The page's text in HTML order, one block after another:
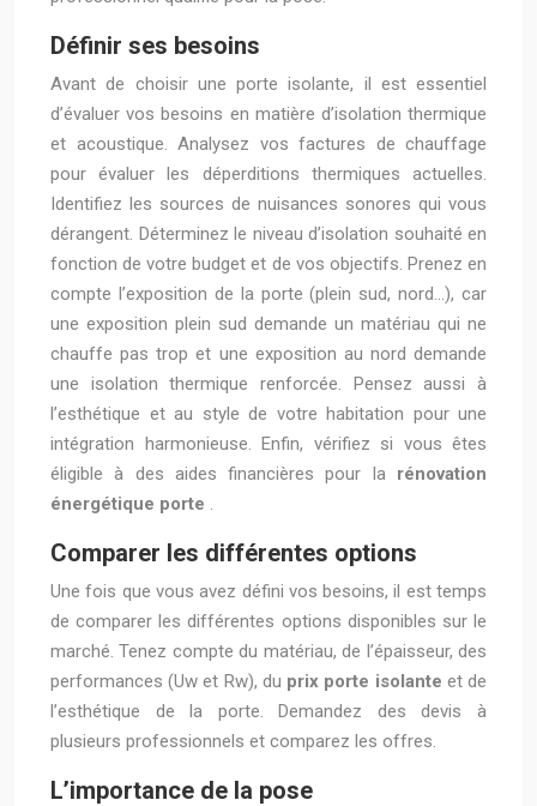
Définir ses besoins
Avant de choisir une porte isolante, il est essentiel
d’évaluer vos besoins en matière d’isolation thermique
et acoustique. Analysez vos factures de chauffage
pour évaluer les déperditions thermiques actuelles.
Identifiez les sources de nuisances sonores qui vous
dérangent. Déterminez le niveau d’isolation souhaité en
fonction de votre budget et de vos objectifs. Prenez en
compte l’exposition de la porte (plein sud, nord…), car
une exposition plein sud demande un matériau qui ne
chauffe pas trop et une exposition au nord demande
une isolation thermique renforcée. Pensez aussi à
l’esthétique et au style de votre habitation pour une
intégration harmonieuse. Enfin, vérifiez si vous êtes
éligible à des aides financières pour la rénovation
énergétique porte
Comparer les différentes options
Une fois que vous avez défini vos besoins, il est temps
de comparer les différentes options disponibles sur le
marché. Tenez compte du matériau, de l’épaisseur, des
performances (Uw et Rw), du prix porte isolante et de
l’esthétique de la porte. Demandez des devis à
plusieurs professionnels et comparez les offres.
L’importance de la pose